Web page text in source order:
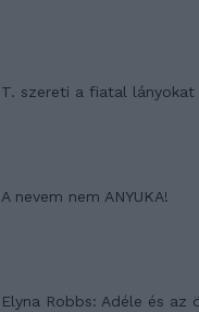
T. szereti a fiatal lányokat
A nevem nem ANYUKA!
Elyna Robbs: Adéle és az